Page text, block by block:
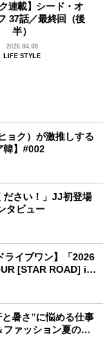
連載】シード・オ
37話／最終回（後
半）
2026.04.09
LIFE STYLE
ョク）が激推しする
韓】#002
ださい！」JJ初登場
タビュー
ライブワン】「2026
[STAR ROAD] in
】
暑さ”に悩める仕事
ァッション夏の必